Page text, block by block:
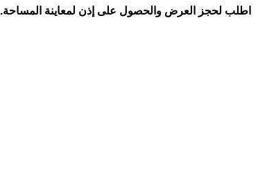
اطلب لحجز العرض والحصول على إذن لمعاينة المساحة.